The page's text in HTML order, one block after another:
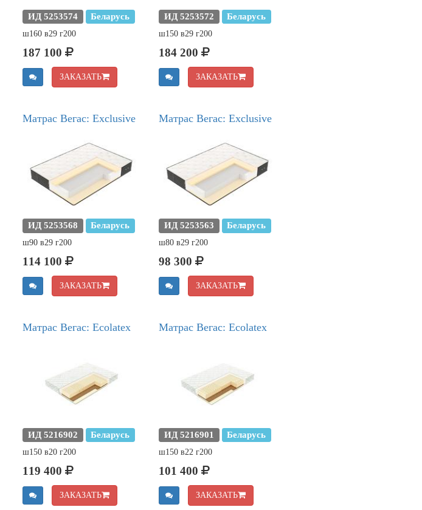
ИД 5253574 Беларусь
ш160 в29 г200
187 100
ЗАКАЗАТЬ
ИД 5253572 Беларусь
ш150 в29 г200
184 200
ЗАКАЗАТЬ
Матрас Вегас: Exclusive
ИД 5253568 Беларусь
ш90 в29 г200
114 100
ЗАКАЗАТЬ
Матрас Вегас: Exclusive
ИД 5253563 Беларусь
ш80 в29 г200
98 300
ЗАКАЗАТЬ
Матрас Вегас: Ecolatex
ИД 5216902 Беларусь
ш150 в20 г200
119 400
ЗАКАЗАТЬ
Матрас Вегас: Ecolatex
ИД 5216901 Беларусь
ш150 в22 г200
101 400
ЗАКАЗАТЬ